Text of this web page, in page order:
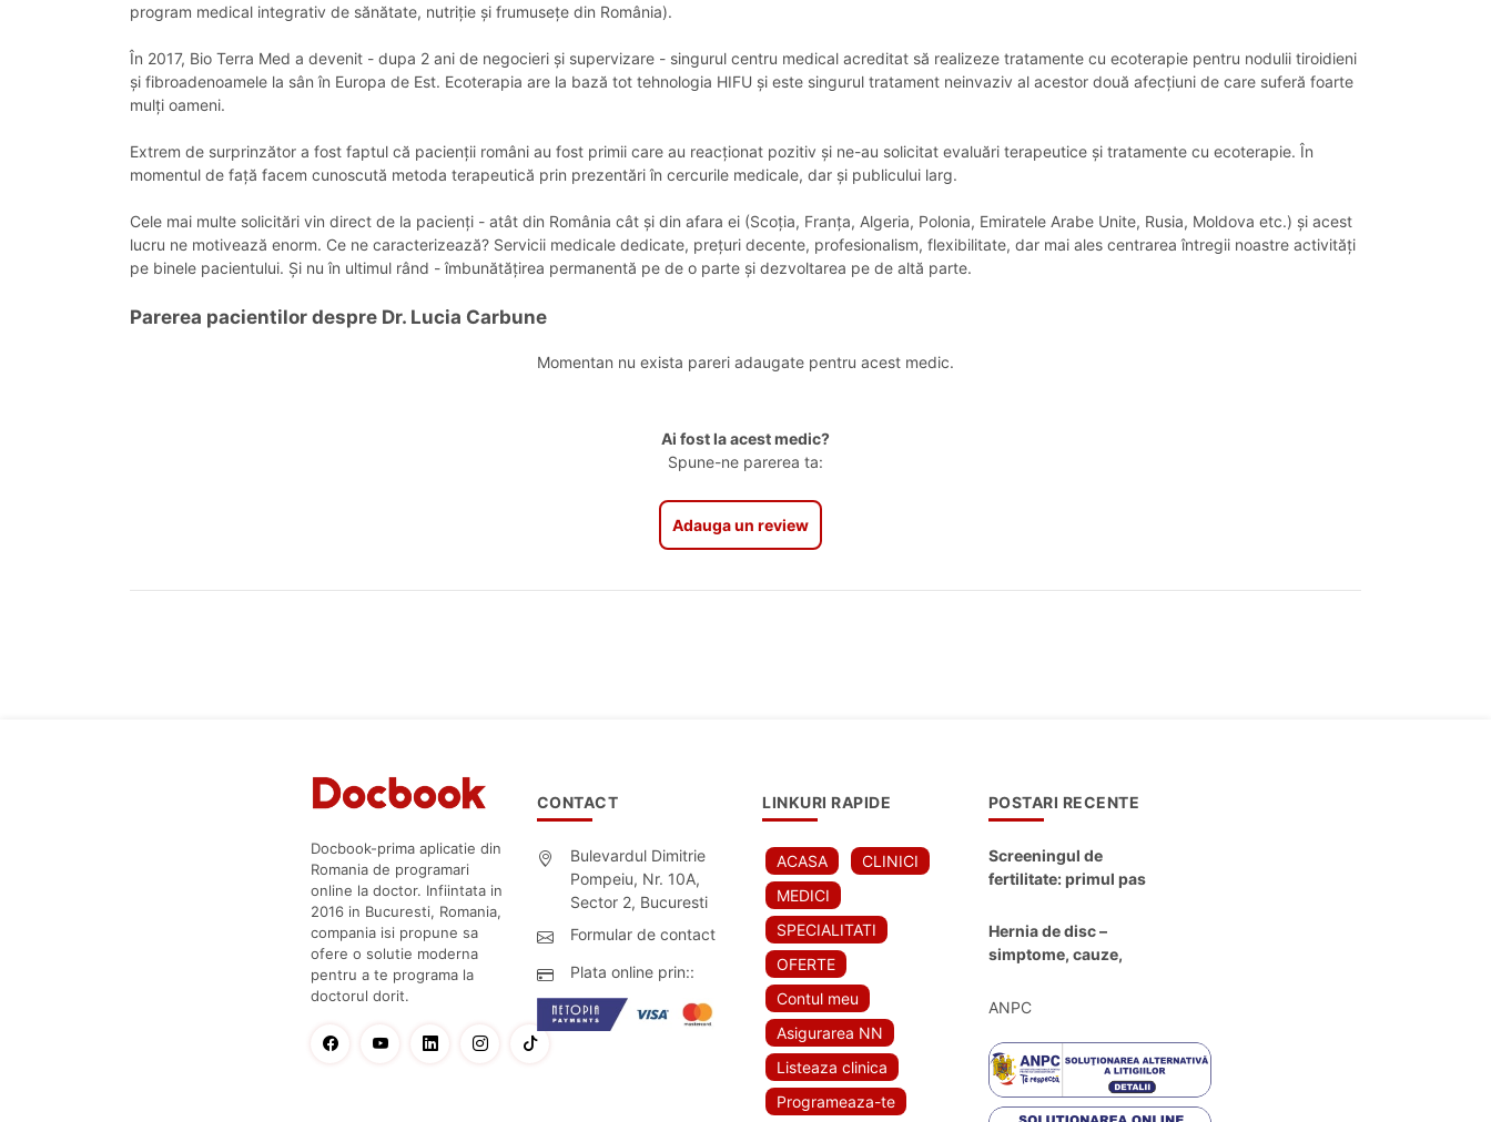
program medical integrativ de sănătate, nutriție și frumusețe din România).
În 2017, Bio Terra Med a devenit - dupa 2 ani de negocieri și supervizare - singurul centru medical acreditat să realizeze tratamente cu ecoterapie pentru nodulii tiroidieni
și fibroadenoamele la sân în Europa de Est. Ecoterapia are la bază tot tehnologia HIFU și este singurul tratament neinvaziv al acestor două afecțiuni de care suferă foarte
mulți oameni.
Extrem de surprinzător a fost faptul că pacienții români au fost primii care au reacționat pozitiv și ne-au solicitat evaluări terapeutice și tratamente cu ecoterapie. În
momentul de față facem cunoscută metoda terapeutică prin prezentări în cercurile medicale, dar și publicului larg.
Cele mai multe solicitări vin direct de la pacienți - atât din România cât și din afara ei (Scoția, Franța, Algeria, Polonia, Emiratele Arabe Unite, Rusia, Moldova etc.) și acest
lucru ne motivează enorm. Ce ne caracterizează? Servicii medicale dedicate, prețuri decente, profesionalism, flexibilitate, dar mai ales centrarea întregii noastre activități
pe binele pacientului. Și nu în ultimul rând - îmbunătățirea permanentă pe de o parte și dezvoltarea pe de altă parte.
Parerea pacientilor despre Dr. Lucia Carbune
Momentan nu exista pareri adaugate pentru acest medic.
Ai fost la acest medic?
Spune-ne parerea ta:
Adauga un review
Docbook-prima aplicatie din
Romania de programari
online la doctor. Infiintata in
2016 in Bucuresti, Romania,
compania isi propune sa
ofere o solutie moderna
pentru a te programa la
doctorul dorit.
CONTACT
Bulevardul Dimitrie
Pompeiu, Nr. 10A,
Sector 2, Bucuresti
Formular de contact
Plata online prin::
LINKURI RAPIDE
ACASA
CLINICI
MEDICI
SPECIALITATI
OFERTE
Contul meu
Asigurarea NN
Listeaza clinica
Programeaza-te
POSTARI RECENTE
Screeningul de
fertilitate: primul pas
Hernia de disc –
simptome, cauze,
moderne de
ANPC